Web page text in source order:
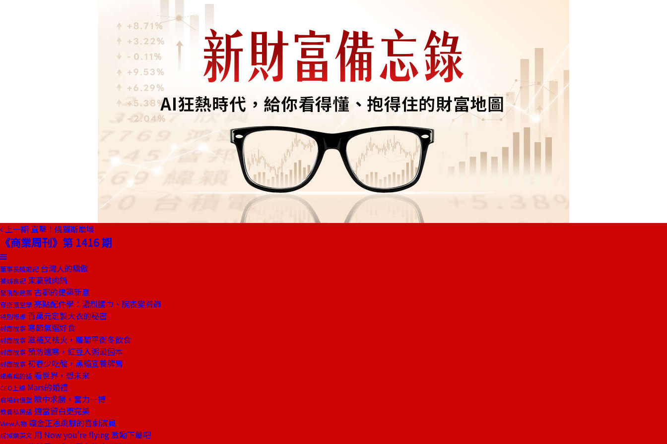
上一期 直擊！俄羅斯崩壞
《商業周刊》第 1416 期
董事長嬉遊記 台灣人的驕傲
饕姊食記 東瀛雞肉鍋
發現酷建築 古都的建築新意
穿搭隨堂學 亮點配件學：濃烈腰巾、腕表變首飾
特別報導 百萬元定製大衣的秘密
封面故事 寒節氣選好食
封面故事 滋補又祛火，蘿蔔平衡冬飲食
封面故事 預防遽寒，紅豆入粥最固本
封面故事 初春少吃酸，黑糖宜養脾胃
總編輯的話 看世界，想未來
CEO上線 Mars的婚禮
商場自慢塾 險中求勝，奮力一搏
教養私房話 適當留白更完美
View人物 讓金正恩跳腳的喜劇演員
戒掉爛英文 用 Now you're flying 激勵下屬吧